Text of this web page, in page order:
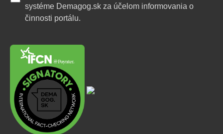
systéme Demagog.sk za účelom informovania o
činnosti portálu.